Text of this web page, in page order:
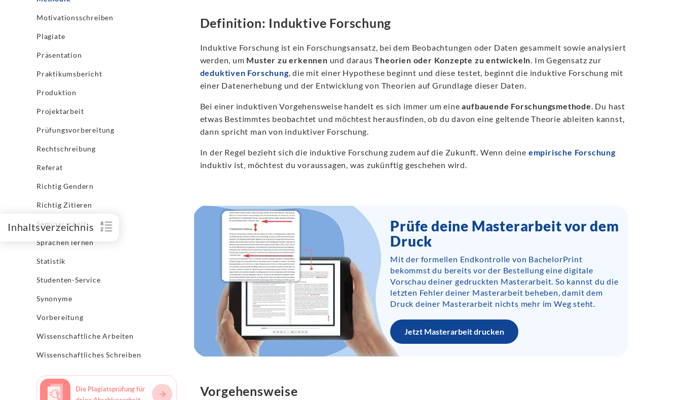
Motivationsschreiben
Plagiate
Präsentation
Praktikumsbericht
Produktion
Projektarbeit
Prüfungsvorbereitung
Rechtschreibung
Referat
Richtig Gendern
Richtig Zitieren
Seminararbeit
Sprachen lernen
Statistik
Studenten-Service
Synonyme
Vorbereitung
Wissenschaftliche Arbeiten
Wissenschaftliches Schreiben
Die Plagiatsprüfung für
Inhaltsverzeichnis
Definition: Induktive Forschung
Induktive Forschung ist ein Forschungsansatz, bei dem Beobachtungen oder Daten gesammelt sowie analysiert
werden, um Muster zu erkennen und darausTheorien oder Konzepte zu entwickeln. Im Gegensatz zur
deduktiven Forschung, die mit einer Hypothese beginnt und diese testet, beginnt die induktive Forschung mit
einer Datenerhebung und der Entwicklung von Theorien auf Grundlage dieser Daten.
Bei einer induktiven Vorgehensweise handelt es sich immer um eineaufbauende Forschungsmethode. Du hast
etwas Bestimmtes beobachtet und möchtest herausfinden, ob du davon eine geltende Theorie ableiten kannst,
dann spricht man von induktiver Forschung.
In der Regel bezieht sich die induktive Forschung zudem auf die Zukunft. Wenn deine empirische Forschung
induktiv ist, möchtest du voraussagen, was zukünftig geschehen wird.
Prüfe deine Masterarbeit vor dem
Druck
Mit der formellen Endkontrolle von BachelorPrint
bekommst du bereits vor der Bestellung eine digitale
Vorschau deiner gedruckten Masterarbeit. So kannst du die
letzten Fehler deiner Masterarbeit beheben, damit dem
Druck deiner Masterarbeit nichts mehr im Weg steht.
Jetzt Masterarbeit drucken
Vorgehensweise